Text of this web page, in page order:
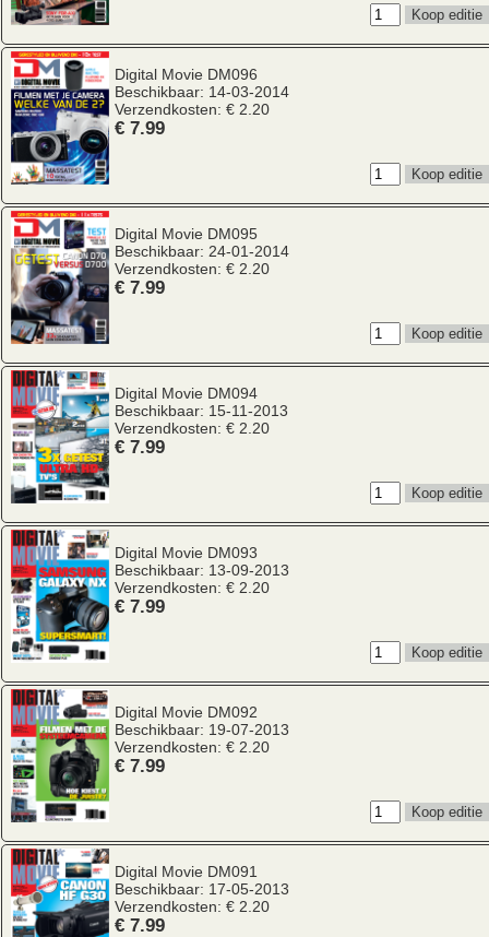
Digital Movie DM096
Beschikbaar: 14-03-2014
Verzendkosten: € 2.20
€ 7.99
Digital Movie DM095
Beschikbaar: 24-01-2014
Verzendkosten: € 2.20
€ 7.99
Digital Movie DM094
Beschikbaar: 15-11-2013
Verzendkosten: € 2.20
€ 7.99
Digital Movie DM093
Beschikbaar: 13-09-2013
Verzendkosten: € 2.20
€ 7.99
Digital Movie DM092
Beschikbaar: 19-07-2013
Verzendkosten: € 2.20
€ 7.99
Digital Movie DM091
Beschikbaar: 17-05-2013
Verzendkosten: € 2.20
€ 7.99